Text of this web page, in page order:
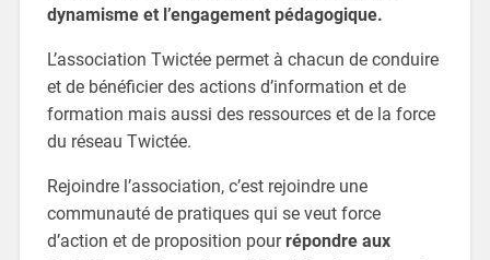
dynamisme et l’engagement pédagogique.
L’association Twictée permet à chacun de conduire
et de bénéficier des actions d’information et de
formation mais aussi des ressources et de la force
du réseau Twictée.
Rejoindre l’association, c’est rejoindre une
communauté de pratiques qui se veut force
d’action et de proposition pourrépondre aux